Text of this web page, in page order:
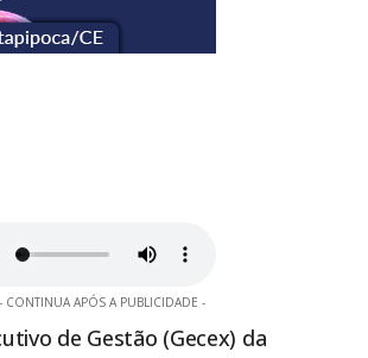
- CONTINUA APÓS A PUBLICIDADE -
de Gestão (Gecex) da